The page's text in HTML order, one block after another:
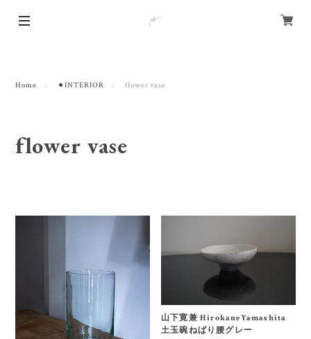
Home ⚫︎INTERIOR flower vase
flower vase
山下寛兼 HirokaneYamashita
土玉碗ねばり腰グレー